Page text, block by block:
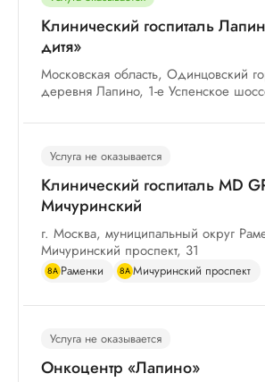
Клинический госпиталь
дитя»
Московская область, Одинцовский
деревня Лапино, 1-е Успенское
Услуга не оказывается
Клинический госпиталь MD
Мичуринский
г. Москва, муниципальный округ
Мичуринский проспект, 31
8А Раменки 8А Мичуринский проспект
Услуга не оказывается
Онкоцентр «Лапино»